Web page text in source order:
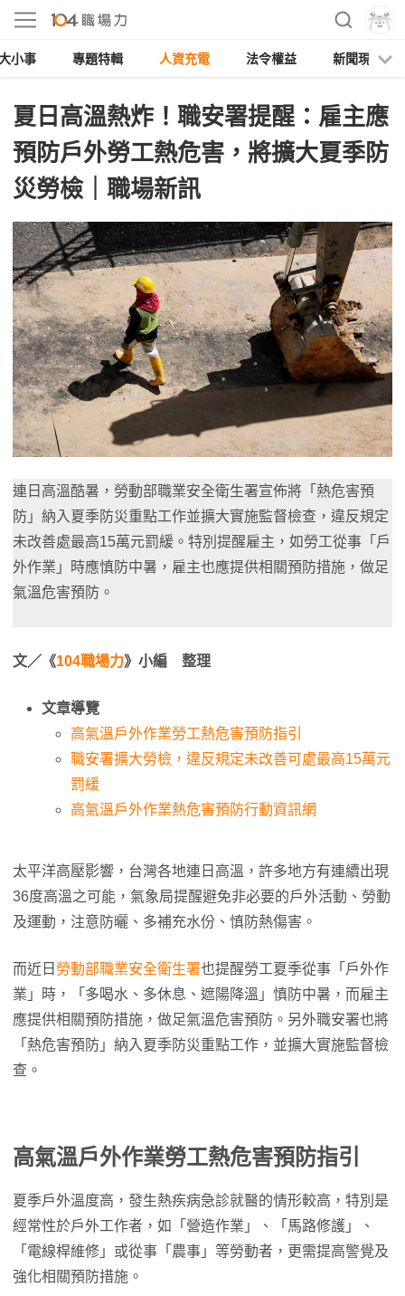
小事 專題特輯 人資充電 法令權益 新聞現場
夏日高溫熱炸！職安署提醒：雇主應
預防戶外勞工熱危害，將擴大夏季防
災勞檢｜職場新訊
連日高溫酷暑，勞動部職業安全衛生署宣佈將「熱危害預
防」納入夏季防災重點工作並擴大實施監督檢查，違反規定
未改善處最高15萬元罰緩。特別提醒雇主，如勞工從事「戶
外作業」時應慎防中暑，雇主也應提供相關預防措施，做足
氣溫危害預防。
文／《104職場力》小編 整理
文章導覽
高氣溫戶外作業勞工熱危害預防指引
職安署擴大勞檢，違反規定未改善可處最高15萬元
罰緩
高氣溫戶外作業熱危害預防行動資訊網
太平洋高壓影響，台灣各地連日高溫，許多地方有連續出現
36度高溫之可能，氣象局提醒避免非必要的戶外活動、勞動
及運動，注意防曬、多補充水份、慎防熱傷害。
而近日 勞動部職業安全衛生署也提醒勞工夏季從事「戶外作
業」時，「多喝水、多休息、遮陽降溫」慎防中暑，而雇主
應提供相關預防措施，做足氣溫危害預防。另外職安署也將
「熱危害預防」納入夏季防災重點工作，並擴大實施監督檢
查。
高氣溫戶外作業勞工熱危害預防指引
夏季戶外溫度高，發生熱疾病急診就醫的情形較高，特別是
經常性於戶外工作者，如「營造作業」、「馬路修護」、
「電線桿維修」或從事「農事」等勞動者，更需提高警覺及
強化相關預防措施。